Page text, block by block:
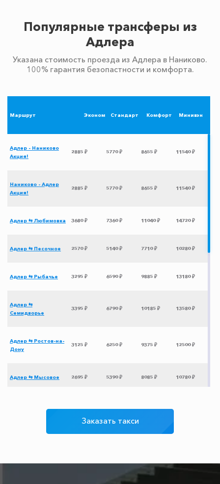
Популярные трансферы из
Адлера
Указана стоимость проезда из Адлера в Наниково.
100% гарантия безопастности и комфорта.
Маршрут Эконом Стандарт Комфорт Минивэн
Адлер - Наниково
Акция!
2885 ₽ 5770 ₽ 8655 ₽ 11540 ₽
Наниково - Адлер
Акция!
2885 ₽ 5770 ₽ 8655 ₽ 11540 ₽
Адлер ⇆ Любимовка 3680 ₽ 7360 ₽ 11040 ₽ 14720 ₽
Адлер ⇆ Песочное 2570 ₽ 5140 ₽ 7710 ₽ 10280 ₽
Адлер ⇆ Рыбачье 3295 ₽ 6590 ₽ 9885 ₽ 13180 ₽
Адлер ⇆
Семидворье
3395 ₽ 6790 ₽ 10185 ₽ 13580 ₽
Адлер ⇆ Ростов-на-
Дону
3125 ₽ 6250 ₽ 9375 ₽ 12500 ₽
Адлер ⇆ Мысовое 2695 ₽ 5390 ₽ 8085 ₽ 10780 ₽
3195 ₽ 6390 ₽ 9585 ₽
11340 ₽
Заказать такси